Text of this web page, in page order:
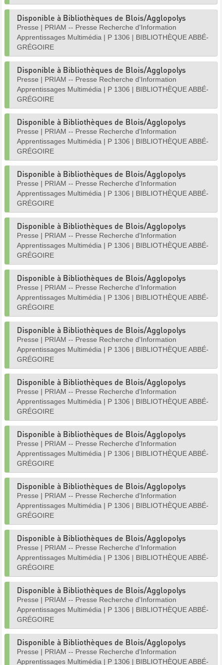
Disponible à Bibliothèques de Blois/Agglopolys
Presse | PRIAM -- Presse Recherche d'Information
Apprentissages Multimédia | P 1306 | BIBLIOTHÈQUE ABBÉ-
GRÉGOIRE
Disponible à Bibliothèques de Blois/Agglopolys
Presse | PRIAM -- Presse Recherche d'Information
Apprentissages Multimédia | P 1306 | BIBLIOTHÈQUE ABBÉ-
GRÉGOIRE
Disponible à Bibliothèques de Blois/Agglopolys
Presse | PRIAM -- Presse Recherche d'Information
Apprentissages Multimédia | P 1306 | BIBLIOTHÈQUE ABBÉ-
GRÉGOIRE
Disponible à Bibliothèques de Blois/Agglopolys
Presse | PRIAM -- Presse Recherche d'Information
Apprentissages Multimédia | P 1306 | BIBLIOTHÈQUE ABBÉ-
GRÉGOIRE
Disponible à Bibliothèques de Blois/Agglopolys
Presse | PRIAM -- Presse Recherche d'Information
Apprentissages Multimédia | P 1306 | BIBLIOTHÈQUE ABBÉ-
GRÉGOIRE
Disponible à Bibliothèques de Blois/Agglopolys
Presse | PRIAM -- Presse Recherche d'Information
Apprentissages Multimédia | P 1306 | BIBLIOTHÈQUE ABBÉ-
GRÉGOIRE
Disponible à Bibliothèques de Blois/Agglopolys
Presse | PRIAM -- Presse Recherche d'Information
Apprentissages Multimédia | P 1306 | BIBLIOTHÈQUE ABBÉ-
GRÉGOIRE
Disponible à Bibliothèques de Blois/Agglopolys
Presse | PRIAM -- Presse Recherche d'Information
Apprentissages Multimédia | P 1306 | BIBLIOTHÈQUE ABBÉ-
GRÉGOIRE
Disponible à Bibliothèques de Blois/Agglopolys
Presse | PRIAM -- Presse Recherche d'Information
Apprentissages Multimédia | P 1306 | BIBLIOTHÈQUE ABBÉ-
GRÉGOIRE
Disponible à Bibliothèques de Blois/Agglopolys
Presse | PRIAM -- Presse Recherche d'Information
Apprentissages Multimédia | P 1306 | BIBLIOTHÈQUE ABBÉ-
GRÉGOIRE
Disponible à Bibliothèques de Blois/Agglopolys
Presse | PRIAM -- Presse Recherche d'Information
Apprentissages Multimédia | P 1306 | BIBLIOTHÈQUE ABBÉ-
GRÉGOIRE
Disponible à Bibliothèques de Blois/Agglopolys
Presse | PRIAM -- Presse Recherche d'Information
Apprentissages Multimédia | P 1306 | BIBLIOTHÈQUE ABBÉ-
GRÉGOIRE
Disponible à Bibliothèques de Blois/Agglopolys
Presse | PRIAM -- Presse Recherche d'Information
Apprentissages Multimédia | P 1306 | BIBLIOTHÈQUE ABBÉ-